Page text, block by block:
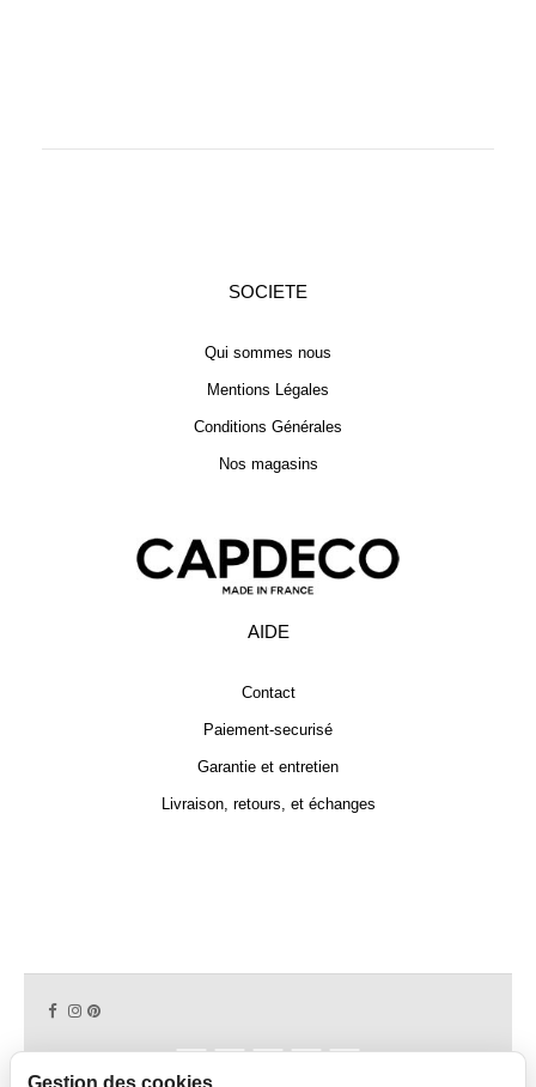
SOCIETE
Qui sommes nous
Mentions Légales
Conditions Générales
Nos magasins
AIDE
Contact
Paiement-securisé
Garantie et entretien
Livraison, retours, et échanges
Gestion des cookies